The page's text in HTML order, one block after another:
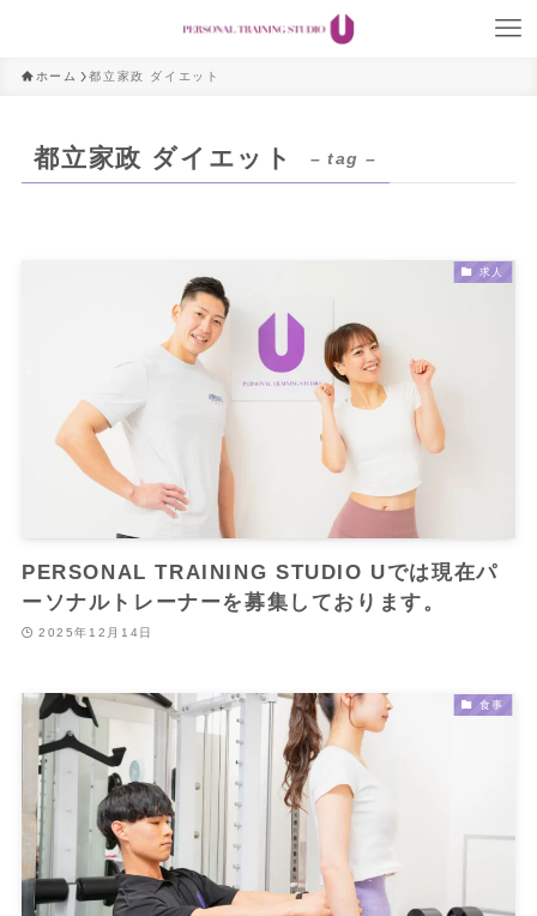
ホーム 都立家政 ダイエット
都立家政 ダイエット – tag –
求人
PERSONAL TRAINING STUDIO Uでは現在パ
ーソナルトレーナーを募集しております。
2025年12月14日
食事